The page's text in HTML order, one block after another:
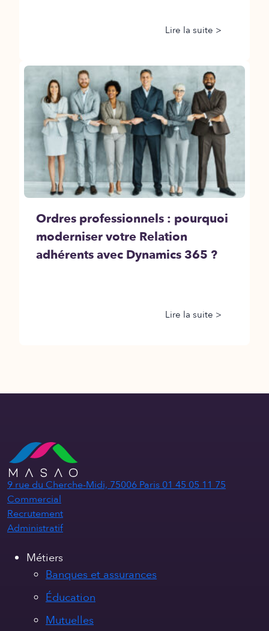
Lire la suite >
Ordres professionnels : pourquoi
moderniser votre Relation
adhérents avec Dynamics 365 ?
Lire la suite >
9 rue du Cherche-Midi, 75006 Paris 01 45 05 11 75
Commercial
Recrutement
Administratif
Métiers
Banques et assurances
Éducation
Mutuelles